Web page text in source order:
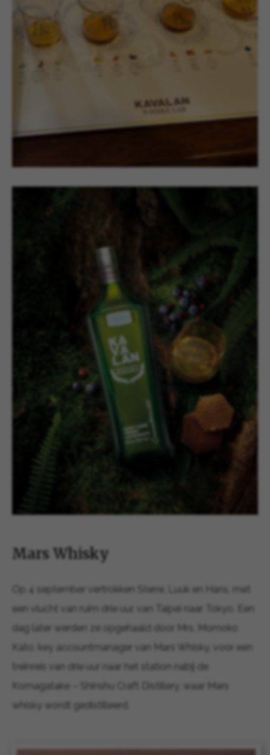
Mars Whisky
Op 4 september vertrokken Sterre, Luuk en Hans, met
een vlucht van ruim drie uur, van Taipei naar Tokyo. Een
dag later werden ze opgehaald door Mrs. Momoko
Kato, key accountmanager van Mars Whisky, voor een
treinreis van drie uur naar het station nabij de
Komagatake – Shinshu Craft Distillery, waar Mars
whisky wordt gedistilleerd.